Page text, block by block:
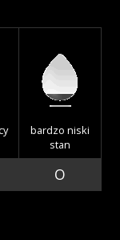
bardzo niski
stan
O